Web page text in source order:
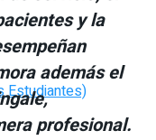
Estudiantes)
y la
además el
profesional.